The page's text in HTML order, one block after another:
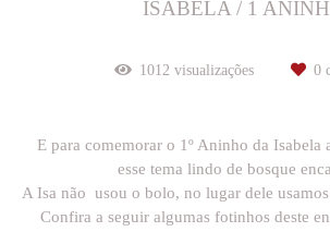
ISABELA / 1
1012 visualizações 0
E para comemorar o 1º Aninho da Isabela
esse tema lindo de bosque
A Isa não usou o bolo, no lugar dele
Confira a seguir algumas fotinhos deste